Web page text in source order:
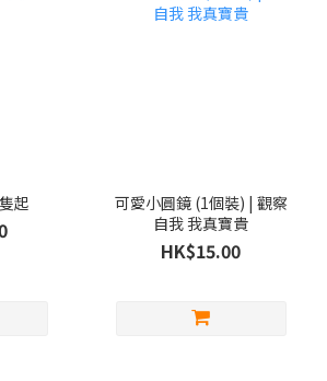
起
可愛小圓鏡 (1個裝) | 觀察
自我 我真寶貴
HK$15.00